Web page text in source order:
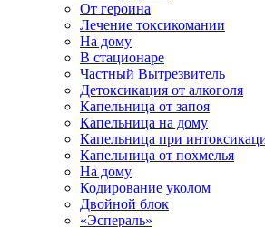
От героина
Лечение токсикомании
На дому
В стационаре
Частный Вытрезвитель
Детоксикация от алкоголя
Капельница от запоя
Капельница на дому
Капельница при
Капельница от похмелья
На дому
Кодирование уколом
Двойной блок
«Эспераль»